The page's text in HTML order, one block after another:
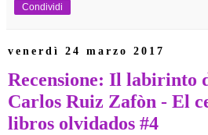
Condividi
venerdì 24 marzo 2017
Recensione: Il labirinto
Carlos Ruiz Zafòn - El
libros olvidados #4